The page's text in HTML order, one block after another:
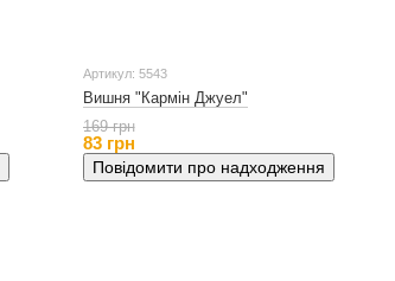
Артикул: 5543
Вишня "Кармін Джуел"
169 грн
83 грн
Повідомити про надходження